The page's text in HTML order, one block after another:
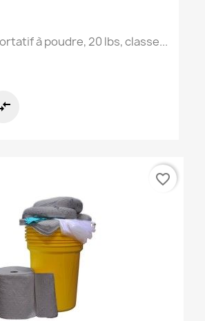
à poudre, 20 lbs, classe...
favorite_border